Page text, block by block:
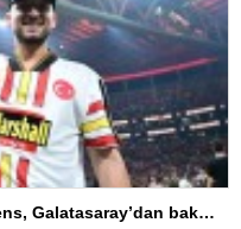
Antrenörlüğe ”Hayır” diyen Mertens, Galatasaray’dan bakın ne istedi